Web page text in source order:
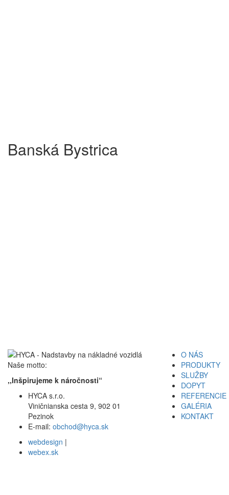
Banská Bystrica
O NÁS
PRODUKTY
SLUŽBY
DOPYT
REFERENCIE
GALÉRIA
KONTAKT
Naše motto:
,,Inšpirujeme k náročnosti“
HYCA s.r.o.
Viničnianska cesta 9, 902 01
Pezinok
E-mail: obchod@hyca.sk
webdesign |
webex.sk